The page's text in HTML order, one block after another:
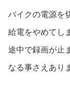
バイクの電源を
給電をやめてし
途中で録画が止
なる事さえあり